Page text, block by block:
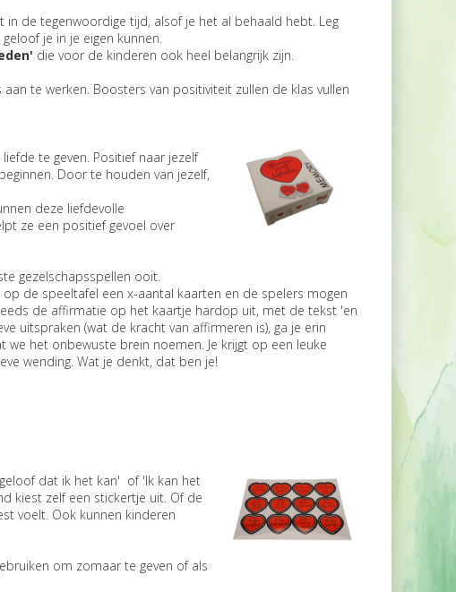
de tegenwoordige tijd, alsof je het al behaald hebt. Leg
je in je eigen kunnen.
die voor de kinderen ook heel belangrijk zijn.
te werken. Boosters van positiviteit zullen de klas vullen
te geven. Positief naar jezelf
Door te houden van jezelf,
deze liefdevolle
ze een positief gevoel over
gezelschapsspellen ooit.
de speeltafel een x-aantal kaarten en de spelers mogen
de affirmatie op het kaartje hardop uit, met de tekst 'en
uitspraken (wat de kracht van affirmeren is), ga je erin
het onbewuste brein noemen. Je krijgt op een leuke
wending. Wat je denkt, dat ben je!
dat ik het kan' of 'Ik kan het
kiest zelf een stickertje uit. Of de
voelt. Ook kunnen kinderen
om zomaar te geven of als